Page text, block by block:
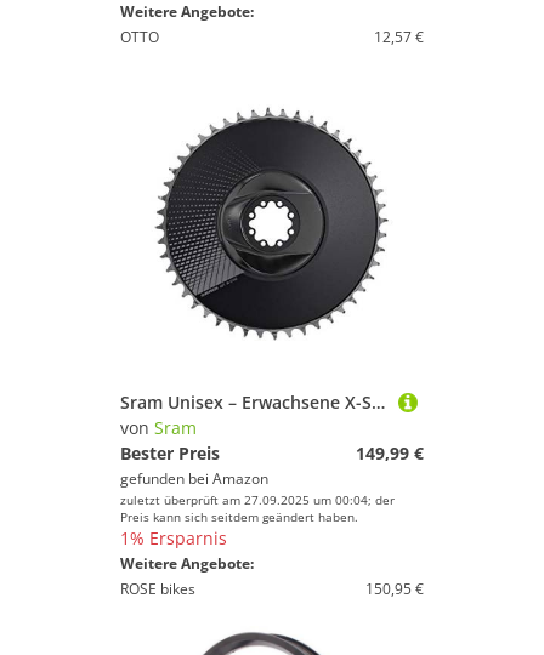
Weitere Angebote:
OTTO
12,57 €
Sram Unisex – Erwachsene X-Sync Aero Road Kurbel, schwarz, One Size
von Sram
Bester Preis
149,99 €
gefunden bei Amazon
zuletzt überprüft am 27.09.2025 um 00:04; der
Preis kann sich seitdem geändert haben.
1% Ersparnis
Weitere Angebote:
ROSE bikes
150,95 €